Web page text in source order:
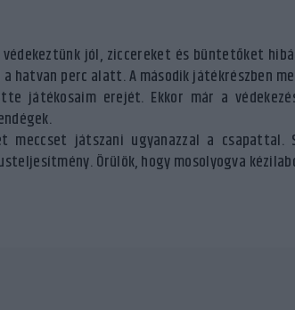
védekeztünk jól, ziccereket és büntetőket
hatvan perc alatt. A második játékrészben
játékosaim erejét. Ekkor már a
játszani ugyanazzal a csapattal.
Örülök, hogy mosolyogva